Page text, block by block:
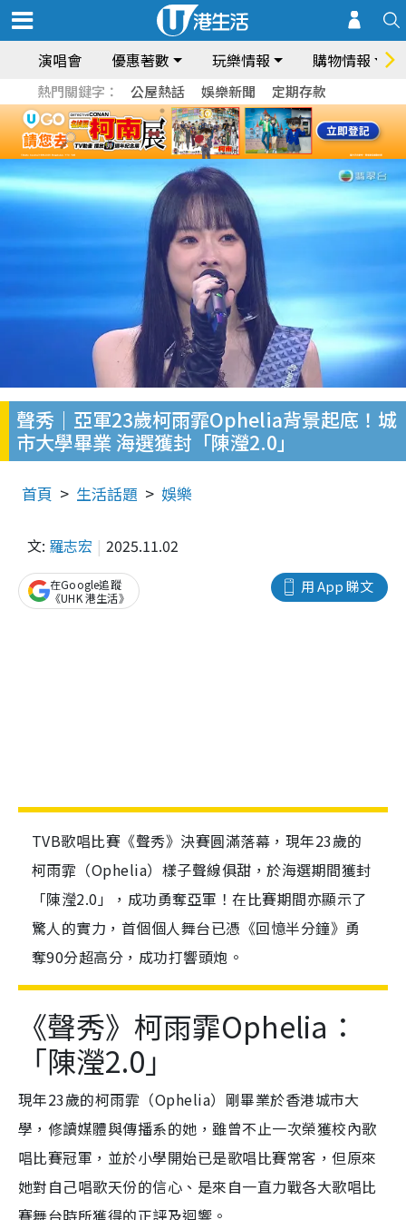
演唱會 優惠著數 玩樂情報 購物情報
熱門關鍵字： 公屋熱話 娛樂新聞 定期存款
聲秀｜亞軍23歲柯雨霏Ophelia背景起底！城
市大學畢業 海選獲封「陳瀅2.0」
首頁 生活話題 娛樂
文: 羅志宏 2025.11.02
用 App 睇文
在Google追蹤
《UHK 港生活》
TVB歌唱比賽《聲秀》決賽圓滿落幕，現年23歲的
柯雨霏（Ophelia）樣子聲線俱甜，於海選期間獲封
「陳瀅2.0」，成功勇奪亞軍！在比賽期間亦顯示了
驚人的實力，首個個人舞台已憑《回憶半分鐘》勇
奪90分超高分，成功打響頭炮。
《聲秀》柯雨霏Ophelia：
「陳瀅2.0」
現年23歲的柯雨霏（Ophelia）剛畢業於香港城市大
學，修讀媒體與傳播系的她，雖曾不止一次榮獲校內歌
唱比賽冠軍，並於小學開始已是歌唱比賽常客，但原來
她對自己唱歌天份的信心、是來自一直力戰各大歌唱比